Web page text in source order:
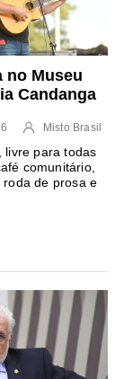
no Museu
Candanga
Misto Brasil
livre para todas
comunitário,
de prosa e